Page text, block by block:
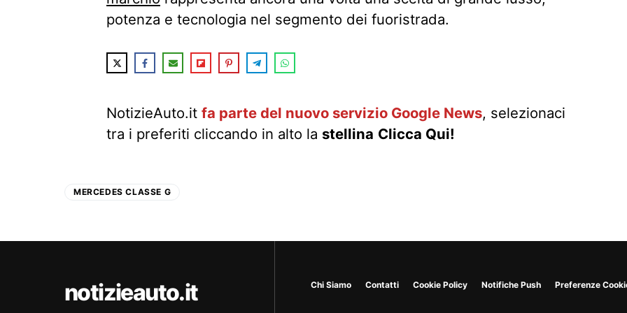
potenza e tecnologia nel segmento dei fuoristrada.
NotizieAuto.it fa parte del nuovo servizio Google News, selezionaci
tra i preferiti cliccando in alto la stellina Clicca Qui!
MERCEDES CLASSE G
notizieauto.it Chi Siamo Contatti Cookie Policy Notifiche Push Preferenze